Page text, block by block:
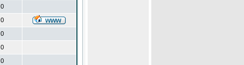
0
0
0
0
0